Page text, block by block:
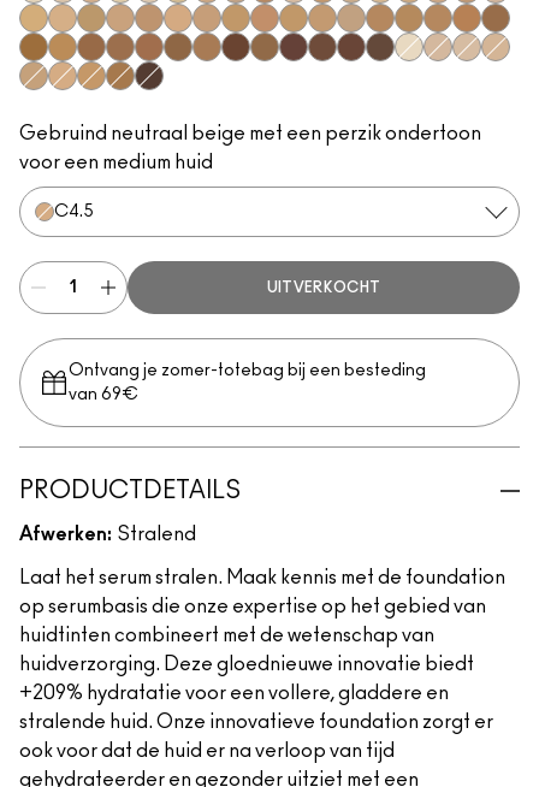
NC5NC10N11NC11NC11.5
NC12NC14.5
N12C4N18NC16NC17NC17.5
NC18NW15NW18N32
NC20NW20
NC25C3.5NW22NW25
NC27NC30NW30
NC35NC37NC38NW35NC42NW40NW43
NW45
NC45NC47NC50NW47
NW48NC55
Gebruind neutraal beige met een perzik ondertoon
voor een medium huid
C4.5
UITVERKOCHT
Ontvang je zomer-totebag bij een besteding
van 69€
PRODUCTDETAILS
Afwerken: Stralend
Laat het serum stralen. Maak kennis met de foundation
op serumbasis die onze expertise op het gebied van
huidtinten combineert met de wetenschap van
huidverzorging. Deze gloednieuwe innovatie biedt
+209% hydratatie voor een vollere, gladdere en
stralende huid. Onze innovatieve foundation zorgt er
ook voor dat de huid er na verloop van tijd
gehydrateerder en gezonder uitziet met een